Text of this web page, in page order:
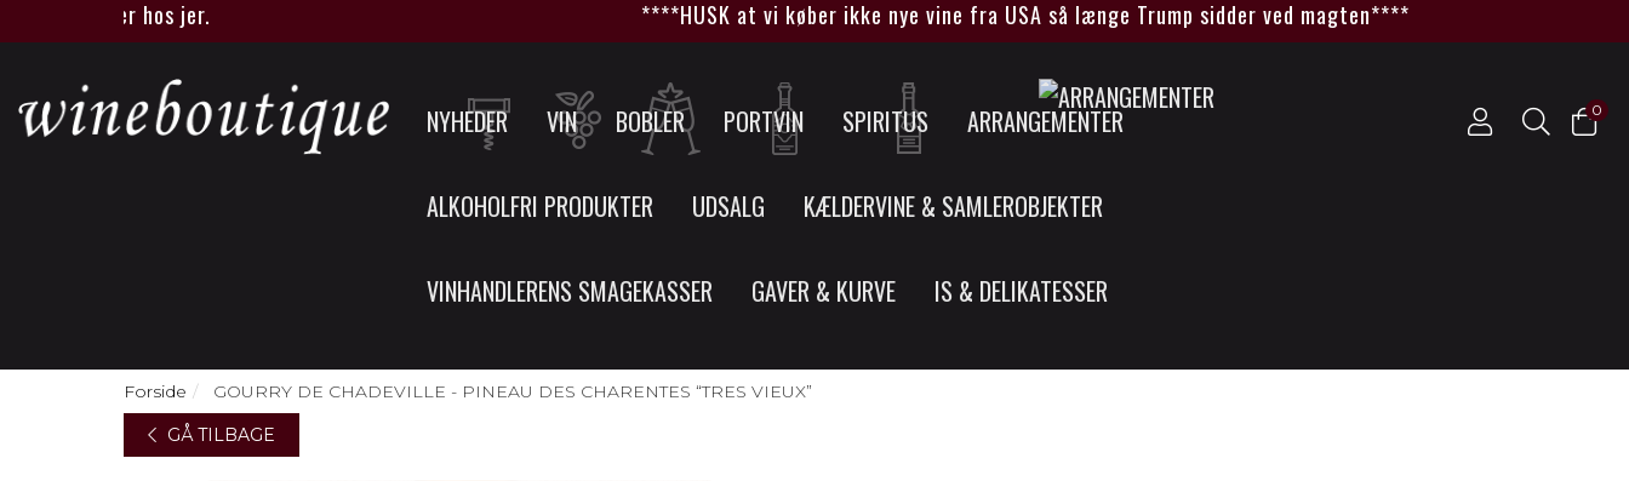
eller hos jer. ****HUSK at vi køber ikke nye vine fra USA så længe Trump sidder ved magten****
NYHEDER VIN BOBLER PORTVIN SPIRITUS ARRANGEMENTER
ALKOHOLFRI PRODUKTER UDSALG KÆLDERVINE & SAMLEROBJEKTER
VINHANDLERENS SMAGEKASSER GAVER & KURVE IS & DELIKATESSER
0
Forside
GOURRY DE CHADEVILLE - PINEAU DES CHARENTES “TRES VIEUX”
GÅ TILBAGE